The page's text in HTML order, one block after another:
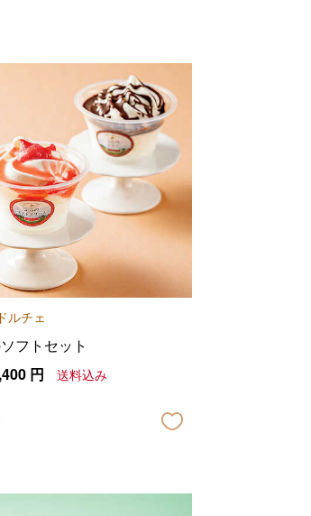
ルチェ
フトセット
円 送料込み